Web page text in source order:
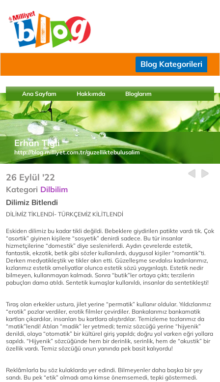
Blog Kategorileri
Ana Sayfam Hakkımda Bloglarım
Erhan Tigli
http://blog.milliyet.com.tr/guzelliktebulusalim
26 Eylül '22
Kategori Dilbilim
Dilimiz Bitlendi
DİLİMİZ TİKLENDİ- TÜRKÇEMİZ KİLİTLENDİ
Eskiden dilimiz bu kadar tikli değildi. Bebeklere giydirilen patikte vardı tik. Çok
“asortik” giyinen kişilere “sosyetik” denirdi sadece. Bu tür insanlar
hizmetçilerine “domestik” diye seslenirlerdi. Aydın çevrelerde estetik,
fantastik, ekzotik, betik gibi sözler kullanılırdı, duygusal kişiler “romantik”ti.
Derken medyatikleştik ve tikler akın etti. Güzelleşme sevdalısı kadınlarımız,
kızlarımız estetik ameliyatlar olunca estetik sözü yaygınlaştı. Estetik nedir
bilmeyen, kullanmayan kalmadı. Sonra “butik”ler ortaya çıktı; terzilerin
pabuçları dama atıldı. Sentetik kumaşlar kullanıldı, insanlar da sentetikleşti!
Tıraş olan erkekler ustura, jilet yerine “permatik” kullanır oldular. Yıldızlarımız
“erotik” pozlar verdiler, erotik filmler çevirdiler. Bankalarımız bankamatik
kartları çıkardılar, insanları bu kartlara alıştırdılar. Temizleme tozlarımız da
“matik”lendi! Atılan “madik” ler yetmedi; temiz sözcüğü yerine “hijyenik”
denildi, olaya “otomatik” bir kültürel giriş yapıldı; doğru yol varken eğri yollara
sapıldı. “Hijyenik” sözcüğünde hem bir derinlik, serinlik, hem de “akustik” bir
özellik vardı. Temiz sözcüğü onun yanında pek basit kalıyordu!
Reklâmlarla bu söz kulaklarda yer edindi. Bilmeyenler daha başka bir şey
sandı. Bu pek “etik” olmadı ama kimse önemsemedi, tepki göstermedi.